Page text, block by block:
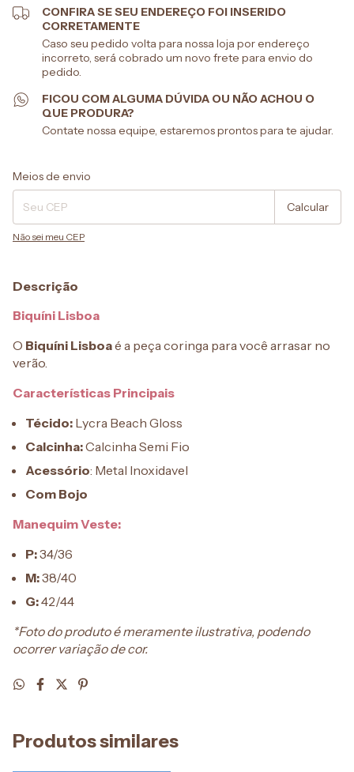
CONFIRA SE SEU ENDEREÇO FOI INSERIDO
CORRETAMENTE
Caso seu pedido volta para nossa loja por endereço
incorreto, será cobrado um novo frete para envio do
pedido.
FICOU COM ALGUMA DÚVIDA OU NÃO ACHOU O
QUE PRODURA?
Contate nossa equipe, estaremos prontos para te ajudar.
Entregas para o CEP:
Meios de envio
Calcular
Não sei meu CEP
Descrição
Biquíni Lisboa
O Biquíni Lisboaé a peça coringa para você arrasar no
verão.
Características Principais
Técido: Lycra Beach Gloss
Calcinha:Calcinha Semi Fio
Acessório: Metal Inoxidavel
Com Bojo
Manequim Veste:
P:34/36
M:38/40
G:42/44
*Foto do produto é meramente ilustrativa, podendo
ocorrer variação de cor.
Produtos similares